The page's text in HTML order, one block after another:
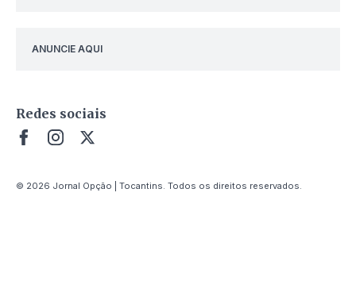
ANUNCIE AQUI
Redes sociais
© 2026 Jornal Opção | Tocantins. Todos os direitos reservados.